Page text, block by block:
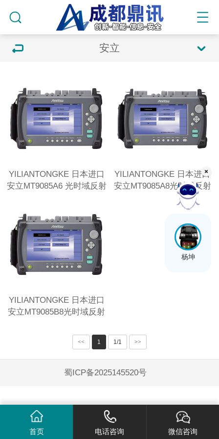
安立
YILIANTONGKE 日本进口
安立MT9085A6 光时域反射
YILIANTONGKE 日本进口
安立MT9085A8光时域反射
YILIANTONGKE 日本进口
安立MT9085B8光时域反射
<< 1 1/1 >>
蜀ICP备2025145520号
首页 电话咨询 微信咨询
在线客服
杨坤